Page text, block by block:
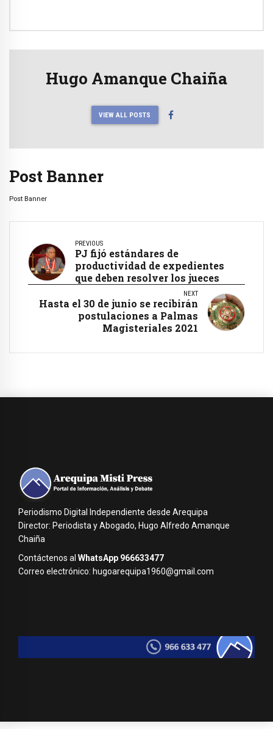
Hugo Amanque Chaiña
VIEW ALL POSTS
Post Banner
Post Banner
PREVIOUS
PJ fijó estándares de
productividad de expedientes
que deben resolver los jueces
NEXT
Hasta el 30 de junio se recibirán
postulaciones a Palmas
Magisteriales 2021
Periodismo Digital Independiente desde Arequipa
Director: Periodista y Abogado, Hugo Alfredo Amanque
Chaiña
Contáctenos al WhatsApp 966633477
Correo electrónico: hugoarequipa1960@gmail.com